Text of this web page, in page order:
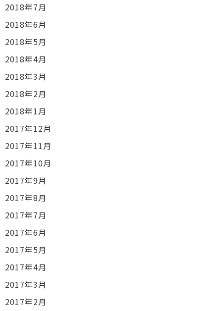
2018年7月
2018年6月
2018年5月
2018年4月
2018年3月
2018年2月
2018年1月
2017年12月
2017年11月
2017年10月
2017年9月
2017年8月
2017年7月
2017年6月
2017年5月
2017年4月
2017年3月
2017年2月